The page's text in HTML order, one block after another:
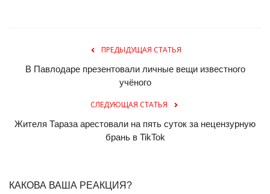
ПРЕДЫДУЩАЯ СТАТЬЯ
В Павлодаре презентовали личные вещи известного
учёного
СЛЕДУЮЩАЯ СТАТЬЯ
Жителя Тараза арестовали на пять суток за нецензурную
брань в TikTok
КАКОВА ВАША РЕАКЦИЯ?